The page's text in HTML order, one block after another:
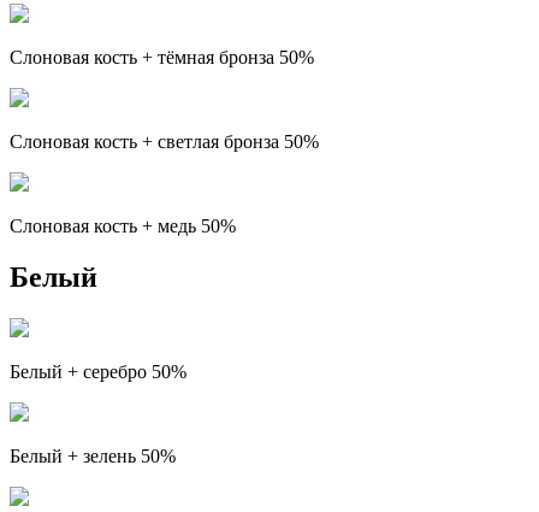
Слоновая кость + тёмная бронза 50%
Слоновая кость + светлая бронза 50%
Слоновая кость + медь 50%
Белый
Белый + серебро 50%
Белый + зелень 50%